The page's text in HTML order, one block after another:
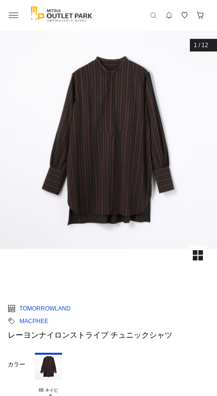
1 / 12
TOMORROWLAND
MACPHEE
レーヨンナイロンストライプ チュニックシャツ
カラー
68 ネイビ